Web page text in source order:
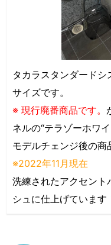
タカラスタンダード
サイズです。
※ 現行廃番商品です。
ネルの“テラゾーホワ
モデルチェンジ後の商
※2022年11月現在
洗練されたアクセント
シュに仕上げています